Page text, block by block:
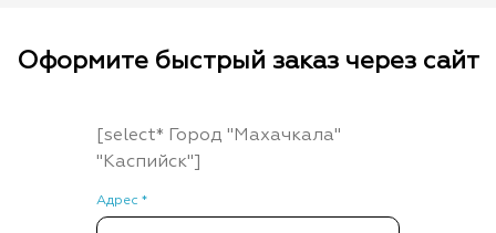
Оформите быстрый заказ через сайт
[select* Город "Махачкала"
"Каспийск"]
Адрес *